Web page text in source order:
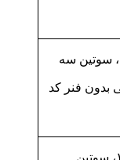
سوتین جلو بازشو مینی‌مایزر بدون فنر کد ۱۹۶۰، سوتین سه
پرسی بدون فنر کد